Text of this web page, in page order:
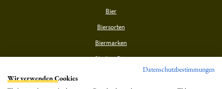
Bier
Biersorten
Biermarken
Stadion Bier
Datenschutzbestimmungen
Wir verwenden Cookies